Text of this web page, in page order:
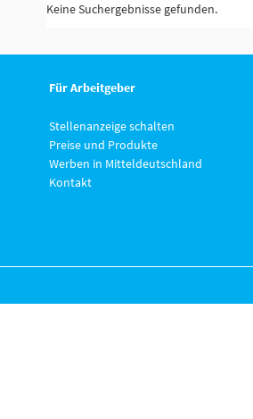
Keine Suchergebnisse gefunden.
Für Arbeitgeber
Stellenanzeige schalten
Preise und Produkte
Werben in Mitteldeutschland
Kontakt